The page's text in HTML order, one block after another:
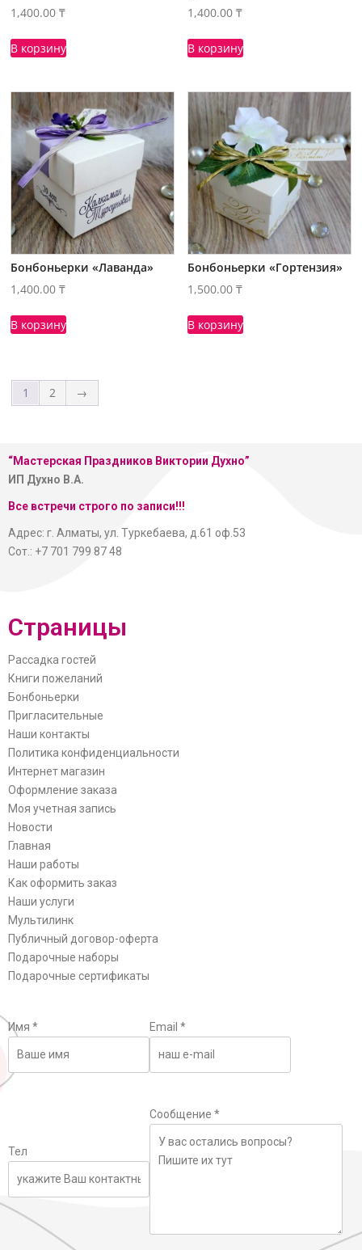
1,400.00₸
В корзину
1,400.00₸
В корзину
Бонбоньерки «Лаванда»
1,400.00₸
В корзину
Бонбоньерки «Гортензия»
1,500.00₸
В корзину
1 2 →
“Мастерская Праздников Виктории Духно”
ИП Духно В.А.
Все встречи строго по записи!!!
Адрес: г. Алматы, ул. Туркебаева, д.61 оф.53
Сот.: +7 701 799 87 48
Страницы
Рассадка гостей
Книги пожеланий
Бонбоньерки
Пригласительные
Наши контакты
Политика конфиденциальности
Интернет магазин
Оформление заказа
Моя учетная запись
Новости
Главная
Наши работы
Как оформить заказ
Наши услуги
Мультилинк
Публичный договор-оферта
Подарочные наборы
Подарочные сертификаты
Имя * Email *
Тел
Сообщение *